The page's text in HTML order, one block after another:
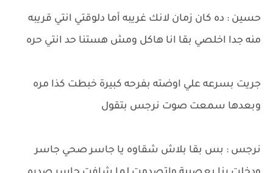
حسين : ده كان زمان لانك غريبه أما دلوقتي انتي قريبه
منه جدا اخلصي بقا انا هاكل ومش هستنا حد انتي حره
جريت بسرعه علي اوضته بفرحه كبيرة خبطت كذا مره
وبعدها سمعت صوت نرجس بتقول
نرجس : بس بقا بلاش شقاوه يا جاسر صحي جاسر